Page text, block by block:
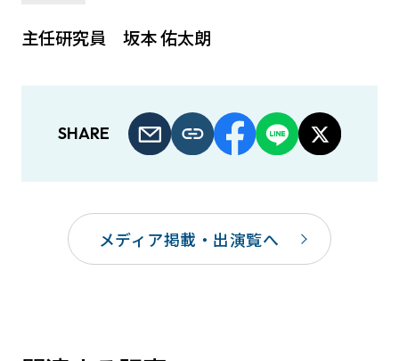
主任研究員 坂本 佑太朗
SHARE
メディア掲載・出演覧へ